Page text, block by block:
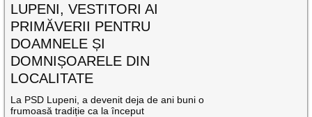
LUPENI, VESTITORI AI
PRIMĂVERII PENTRU
DOAMNELE ȘI
DOMNIȘOARELE DIN
LOCALITATE
La PSD Lupeni, a devenit deja de ani buni o
frumoasă tradiție ca la început